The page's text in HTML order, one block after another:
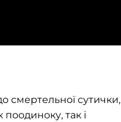
смертельної сутички,
так і